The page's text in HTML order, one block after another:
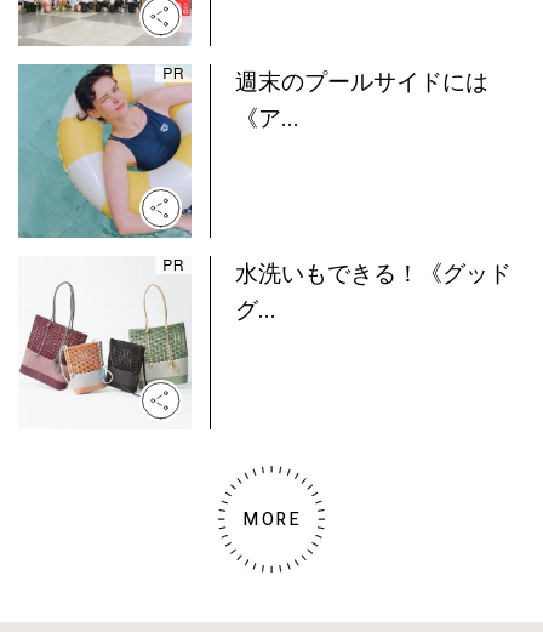
週末のプールサイドには
《ア...
水洗いもできる！《グッド
グ...
MORE